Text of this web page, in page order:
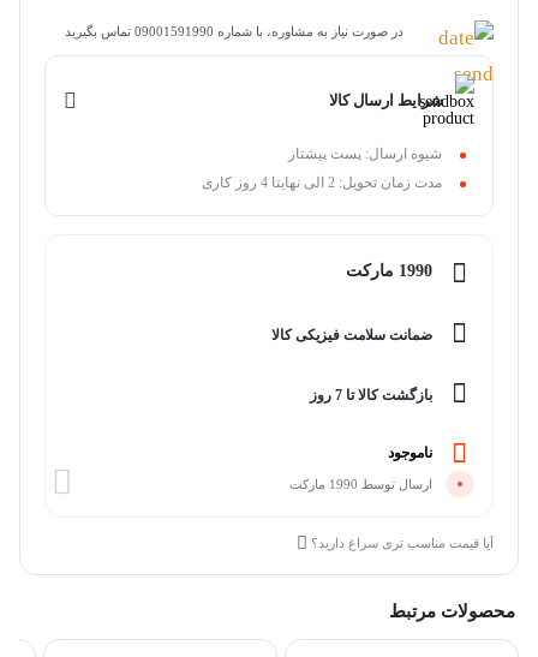
در صورت نیاز به مشاوره، با شماره 09001591990 تماس بگیرید
شرایط ارسال کالا
شیوه ارسال: پست پیشتاز
مدت زمان تحویل: 2 الی نهایتا 4 روز کاری
1990 مارکت
ضمانت سلامت فیزیکی کالا
بازگشت کالا تا 7 روز
ناموجود
ارسال توسط 1990 مارکت
آیا قیمت مناسب تری سراغ دارید؟
محصولات مرتبط